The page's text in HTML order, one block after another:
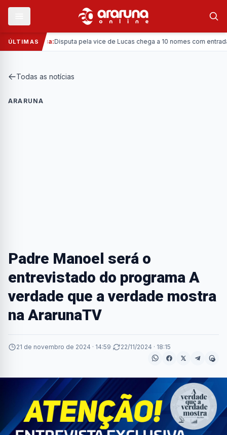
ÚLTIMAS
Política: Disputa pela vice de Lucas chega a 10 nomes com entrada
Todas as notícias
ARARUNA
Padre Manoel será o
entrevistado do programa A
verdade que a verdade mostra
na ArarunaTV
21 de novembro de 2024 · 14:59· 22/11/2024 · 18:15